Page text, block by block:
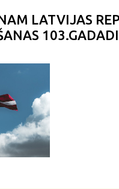
LATVIJAS